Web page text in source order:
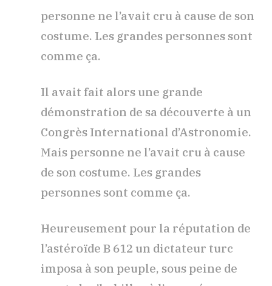
personne ne l’avait cru à cause de son
costume. Les grandes personnes sont
comme ça.
Il avait fait alors une grande
démonstration de sa découverte à un
Congrès International d’Astronomie.
Mais personne ne l’avait cru à cause
de son costume. Les grandes
personnes sont comme ça.
Heureusement pour la réputation de
l’astéroïde B 612 un dictateur turc
imposa à son peuple, sous peine de